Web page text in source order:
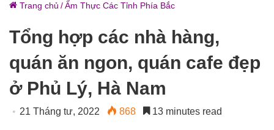
Trang chủ /Ẩm Thực Các Tỉnh Phía Bắc
Tổng hợp các nhà hàng,
quán ăn ngon, quán cafe đẹp
ở Phủ Lý, Hà Nam
21 Tháng tư, 2022 868 13 minutes read